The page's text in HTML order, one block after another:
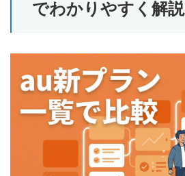
でわかりやすく解説